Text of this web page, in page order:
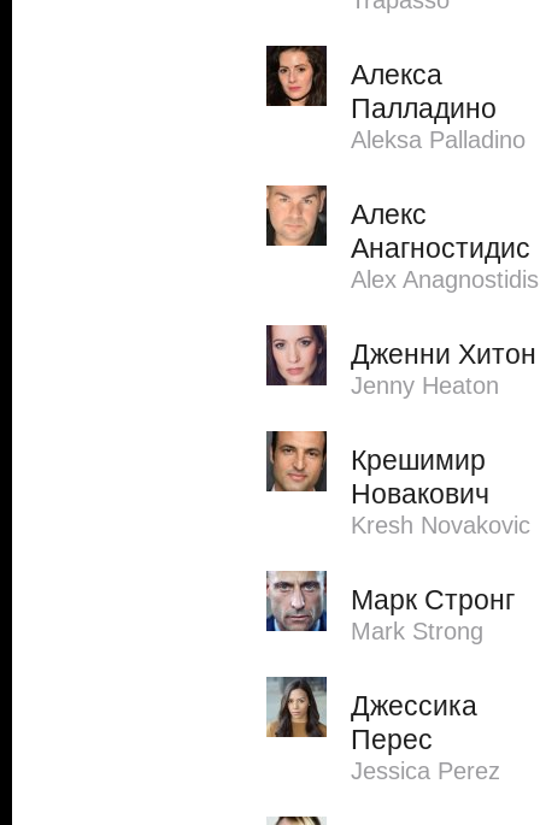
Алекса
Палладино
Aleksa Palladino
Алекс
Анагностидис
Alex Anagnostidis
Дженни Хитон
Jenny Heaton
Крешимир
Новакович
Kresh Novakovic
Марк Стронг
Mark Strong
Джессика
Перес
Jessica Perez